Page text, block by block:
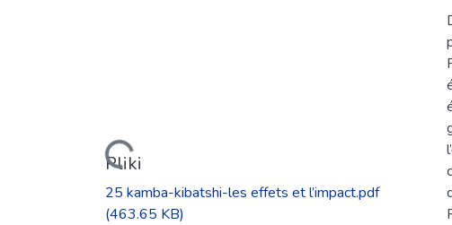
Ładowanie...
Pliki
25 kamba-kibatshi-les effets et l’impact.pdf
(463.65 KB)